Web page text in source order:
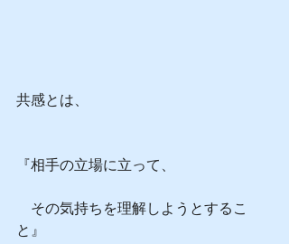
共感とは、
『相手の立場に立って、
その気持ちを理解しようとするこ
と』